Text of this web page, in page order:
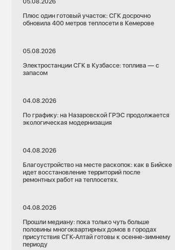
Плюс один готовый участок: СГК досрочно
обновила 400 метров теплосети в Кемерове
05.08.2026
Электростанции СГК в Кузбассе: топлива — с
запасом
04.08.2026
По графику: на Назаровской ГРЭС продолжается
экологическая модернизация
04.08.2026
Благоустройство на месте раскопок: как в Бийске
идет восстановление территорий после
ремонтных работ на теплосетях.
04.08.2026
Прошли медиану: пока только чуть больше
половины многоквартирных домов в городах
присутствия СГК-Алтай готовы к осенне-зимнему
периоду